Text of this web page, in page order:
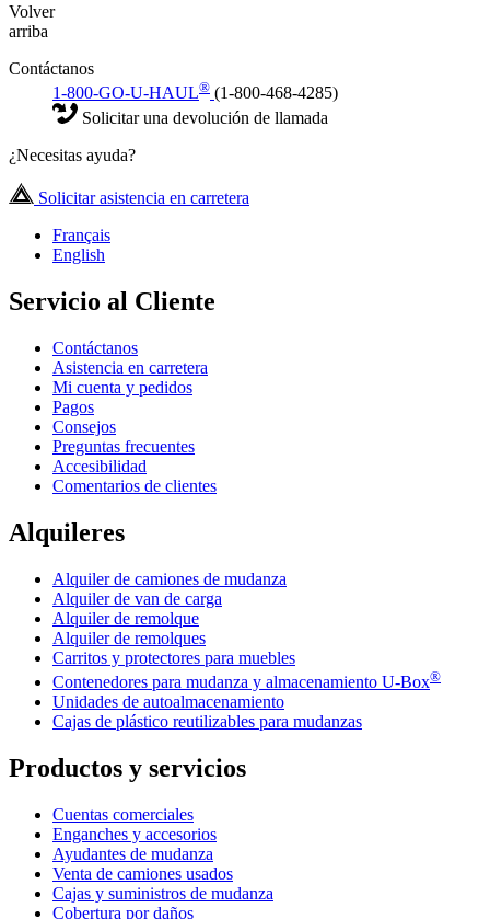
Volver
arriba
Contáctanos
1-800-GO-U-HAUL® (1-800-468-4285)
Solicitar una devolución de llamada
¿Necesitas ayuda?
Solicitar asistencia en carretera
Français
English
Servicio al Cliente
Contáctanos
Asistencia en carretera
Mi cuenta y pedidos
Pagos
Consejos
Preguntas frecuentes
Accesibilidad
Comentarios de clientes
Alquileres
Alquiler de camiones de mudanza
Alquiler de van de carga
Alquiler de remolque
Alquiler de remolques
Carritos y protectores para muebles
Contenedores para mudanza y almacenamiento U-Box®
Unidades de autoalmacenamiento
Cajas de plástico reutilizables para mudanzas
Productos y servicios
Cuentas comerciales
Enganches y accesorios
Ayudantes de mudanza
Venta de camiones usados
Cajas y suministros de mudanza
Cobertura por daños